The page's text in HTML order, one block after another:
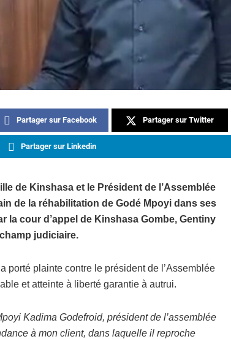
Partager sur Facebook Partager sur Twitter
Partager sur Linkedin
de Kinshasa et le Président de l’Assemblée
de la réhabilitation de Godé Mpoyi dans ses
la cour d’appel de Kinshasa Gombe, Gentiny
judiciaire.
porté plainte contre le président de l’Assemblée
et atteinte à liberté garantie à autrui.
Kadima Godefroid, président de l’assemblée
à mon client, dans laquelle il reproche